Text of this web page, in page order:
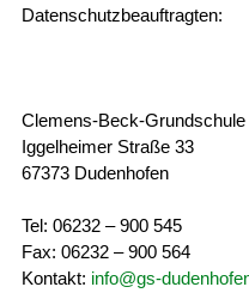
Datenschutzbeauftragten:
Clemens-Beck-Grundschule
Iggelheimer Straße 33
67373 Dudenhofen
Tel: 06232 – 900 545
Fax: 06232 – 900 564
Kontakt: info@gs-